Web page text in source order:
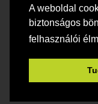
A weboldal
biztonságos
felhasználói
2020
feltételek-